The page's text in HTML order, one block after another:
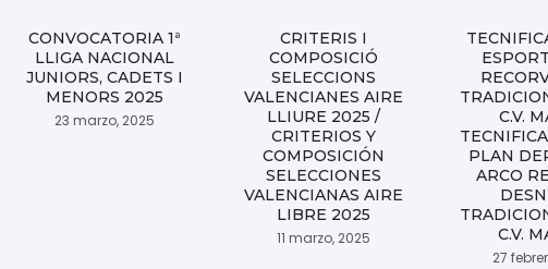
CONVOCATORIA 1ª
LLIGA NACIONAL
JUNIORS, CADETS I
MENORS 2025
23 marzo, 2025
CRITERIS I
COMPOSICIÓ
SELECCIONS
VALENCIANES AIRE
LLIURE 2025 /
CRITERIOS Y
COMPOSICIÓN
SELECCIONES
VALENCIANAS AIRE
LIBRE 2025
11 marzo, 2025
C.V.
PLAN
ARCO
C.V.
27